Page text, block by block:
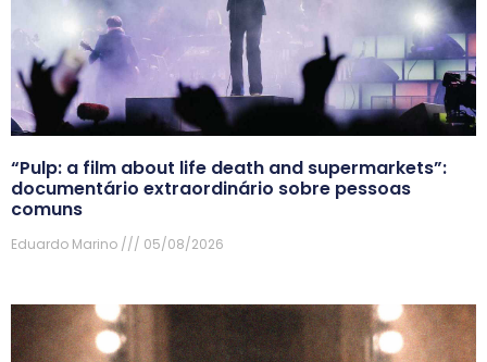
“Pulp: a film about life death and supermarkets”:
documentário extraordinário sobre pessoas
comuns
Eduardo Marino 05/08/2026